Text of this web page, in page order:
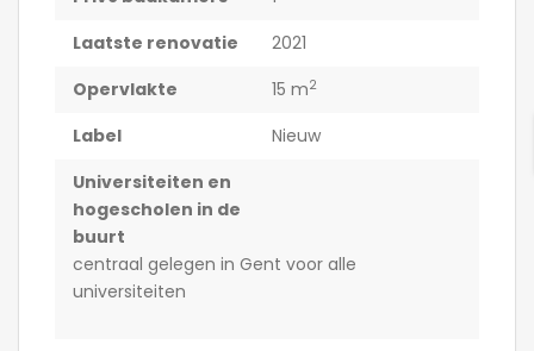
Laatste renovatie
2021
Opervlakte
15 m2
Label
Nieuw
Universiteiten en
hogescholen in de
buurt
centraal gelegen in Gent voor alle
universiteiten